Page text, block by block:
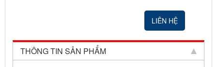
LIÊN HỆ
THÔNG TIN SẢN PHẨM